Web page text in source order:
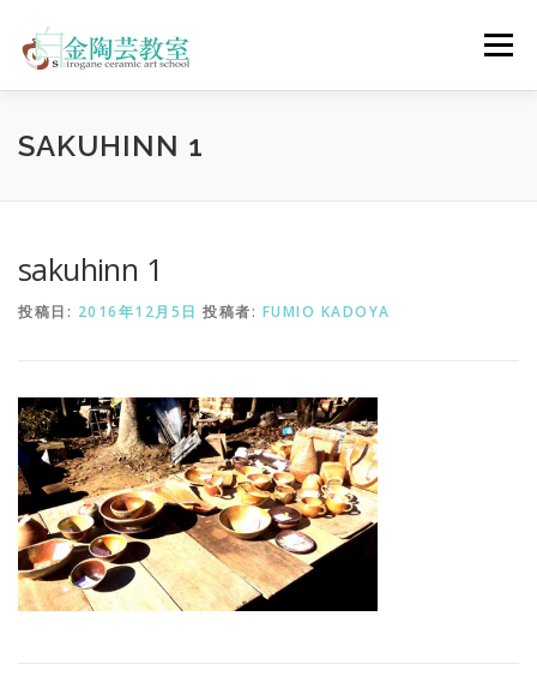
メニュー
陶芸体験コース ウェディングコース
ENGLISH
SAKUHINN 1
sakuhinn 1
投稿日: 2016年12月5日 投稿者: FUMIO KADOYA